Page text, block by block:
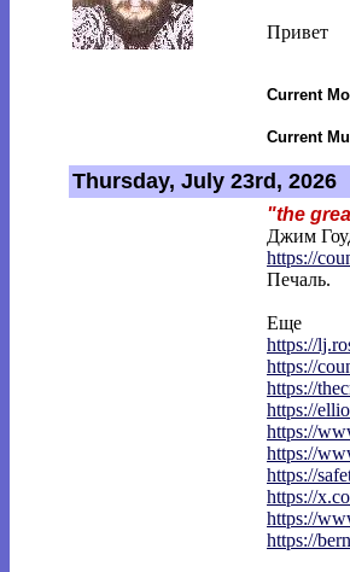
Привет
Current
Current
Thursday, July 23rd, 2026
"the
Джим
https://
Печаль.
Еще
https://
https://
https://
https://
https://
https://
https://
https://
https://
https://